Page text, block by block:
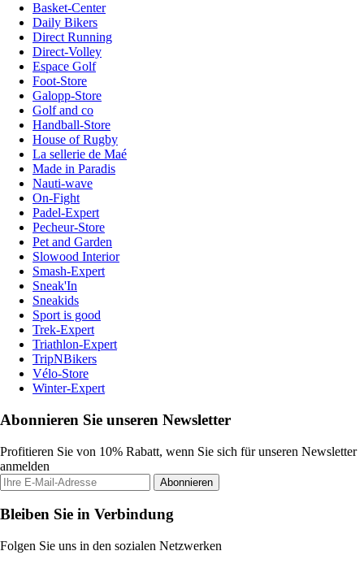
Basket-Center
Daily Bikers
Direct Running
Direct-Volley
Espace Golf
Foot-Store
Galopp-Store
Golf and co
Handball-Store
House of Rugby
La sellerie de Maé
Made in Paradis
Nauti-wave
On-Fight
Padel-Expert
Pecheur-Store
Pet and Garden
Slowood Interior
Smash-Expert
Sneak'In
Sneakids
Sport is good
Trek-Expert
Triathlon-Expert
TripNBikers
Vélo-Store
Winter-Expert
Abonnieren Sie unseren Newsletter
Profitieren Sie von 10% Rabatt, wenn Sie sich für unseren Newsletter
anmelden
Abonnieren
Bleiben Sie in Verbindung
Folgen Sie uns in den sozialen Netzwerken